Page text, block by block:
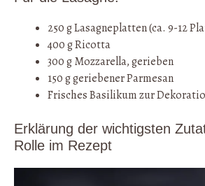
250 g Lasagneplatten (ca. 9-12
400 g Ricotta
300 g Mozzarella, gerieben
150 g geriebener Parmesan
Frisches Basilikum zur
Erklärung der wichtigsten
Rolle im Rezept